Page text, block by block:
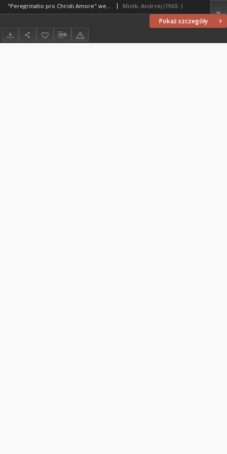
Pokaż szczegóły
"Peregrinatio pro Christi Amore" we wczesnym Średniowieczu Miotk, Andrzej (1963- )